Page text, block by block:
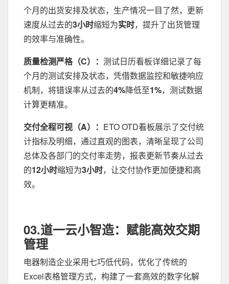
个月的出货安排及状态，生产情况一目了然，更新
速度从过去的3小时缩短为实时，提升了出货管理
的效率与准确性。
质量检测严格（C）： 测试日历看板详细记录了每
个月的测试安排及状态，凭借数据监控和敏捷响应
机制，将错误率从过去的4%降低至1%，测试数据
计算更精准。
交付全程可视（A）： ETO OTD看板展示了交付统
计指标及明细，通过直观的图表，清晰呈现了公司
总体及各部门的交付率走势，报表更新节奏从过去
的12小时缩短为3小时，让交付协作更加便捷和高
效。
03.道一云小智造：赋能高效交期
管理
电器制造企业采用七巧低代码，优化了传统的
Excel表格管理方式，构建了一套高效的数字化解